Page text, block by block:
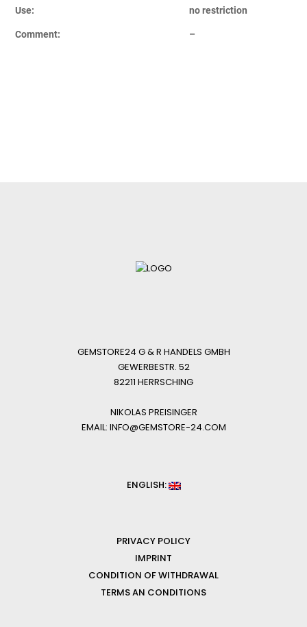
Use: no restriction
Comment: –
GEMSTORE24 G & R HANDELS GMBH
GEWERBESTR. 52
82211 HERRSCHING
NIKOLAS PREISINGER
EMAIL: INFO@GEMSTORE-24.COM
ENGLISH:
PRIVACY POLICY
IMPRINT
CONDITION OF WITHDRAWAL
TERMS AN CONDITIONS